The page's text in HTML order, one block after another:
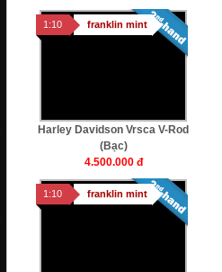
1:10 franklin mint
Harley Davidson Vrsca V-Rod
(bạc)
4.500.000 đ
1:10 franklin mint